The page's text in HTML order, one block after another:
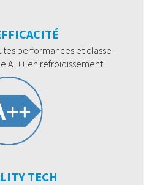
performances et classe
A+++ en refroidissement.
TECH